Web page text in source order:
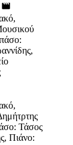
movie
Τάσος
Πιάνο: